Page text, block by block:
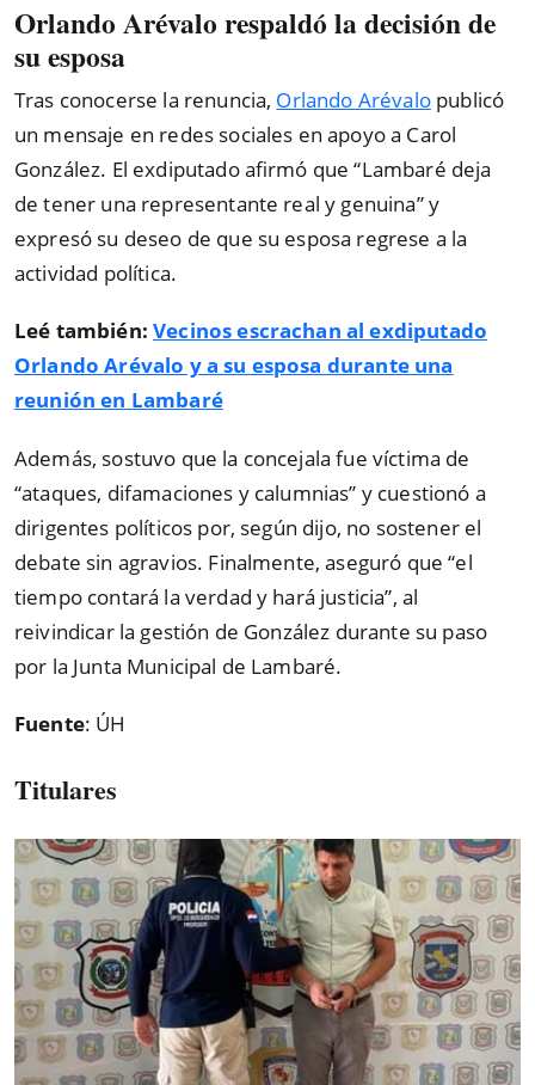
Orlando Arévalo respaldó la decisión de
su esposa
Tras conocerse la renuncia, Orlando Arévalopublicó
un mensaje en redes sociales en apoyo a Carol
González. El exdiputado afirmó que“Lambaré deja
de tener una representante real y genuina”y
expresó su deseo de que su esposa regrese a la
actividad política.
Leé también:Vecinos escrachan al exdiputado
Orlando Arévalo y a su esposa durante una
reunión en Lambaré
Además, sostuvo que la concejala fue víctima de
“ataques, difamaciones y calumnias” y cuestionó a
dirigentes políticos por, según dijo, no sostener el
debate sin agravios. Finalmente, aseguró que“el
tiempo contará la verdad y hará justicia”, al
reivindicar la gestión de González durante su paso
por la Junta Municipal de Lambaré.
Fuente: ÚH
Titulares